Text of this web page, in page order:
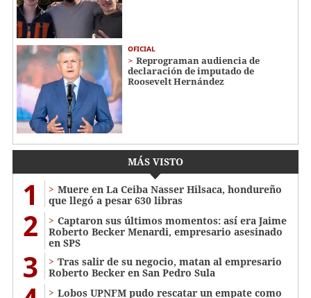
OFICIAL
Reprograman audiencia de
declaración de imputado de
Roosevelt Hernández
MÁS VISTO
1
Muere en La Ceiba Nasser Hilsaca, hondureño
que llegó a pesar 630 libras
2
Captaron sus últimos momentos: así era Jaime
Roberto Becker Menardi​​​, empresario asesinado
en SPS
3
Tras salir de su negocio, matan al empresario
Roberto Becker en San Pedro Sula
Lobos UPNFM pudo rescatar un empate como